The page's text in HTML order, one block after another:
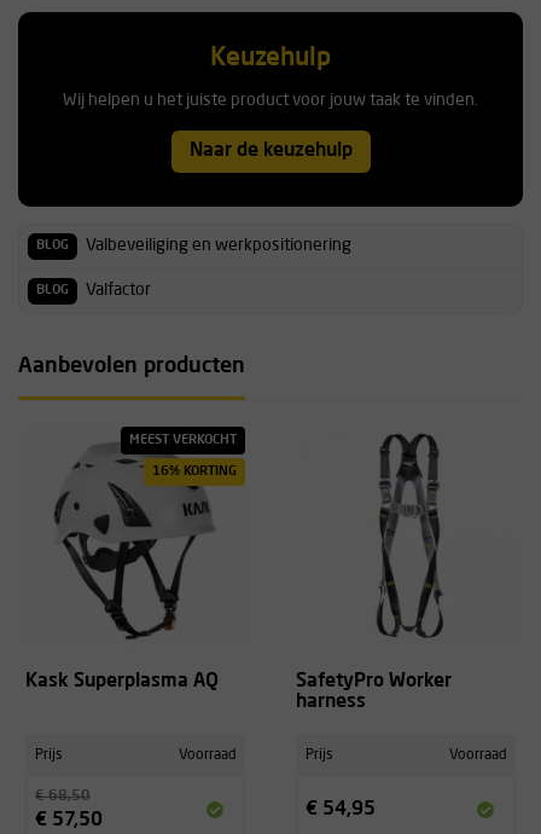
Keuzehulp
Wij helpen u het juiste product voor jouw taak te vinden.
Naar de keuzehulp
BLOG Valbeveiliging en werkpositionering
BLOG Valfactor
Aanbevolen producten
MEEST VERKOCHT
16% KORTING
Kask Superplasma AQ
Prijs Voorraad
€ 68,50
€ 57,50
SafetyPro Worker
harness
Prijs Voorraad
€ 54,95